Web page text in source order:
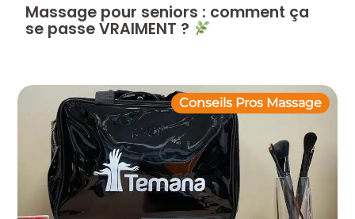
Massage pour seniors : comment ça
se passe VRAIMENT ?
Conseils Pros Massage